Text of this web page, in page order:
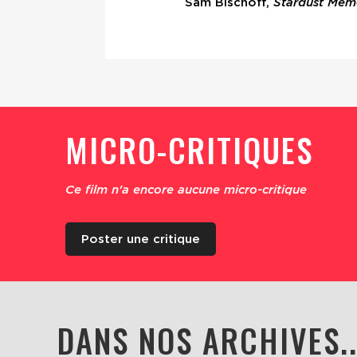
MICRO-CRITIQUES
Ce film n'a encore aucune micro-critique
Poster une critique
DANS NOS